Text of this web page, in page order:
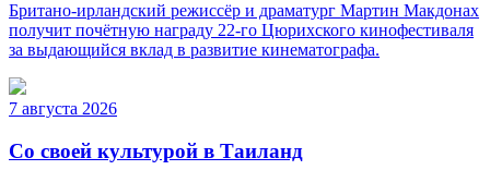
Британо-ирландский режиссёр и драматург Мартин Макдонах
получит почётную награду 22-го Цюрихского кинофестиваля
за выдающийся вклад в развитие кинематографа.
7 августа 2026
Со своей культурой в Таиланд